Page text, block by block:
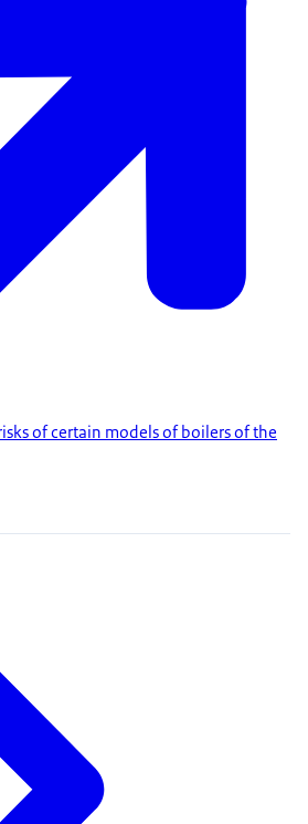
of certain models of boilers of the